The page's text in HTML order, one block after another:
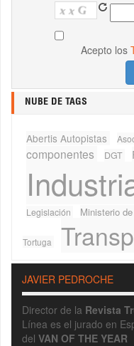
Acepto los
NUBE DE TAGS
Abertis Autopistas
componentes DGT
Legislación
Ministerio
Tortuga
JAVIER PEDROCHE
Director de la Revista
Línea es el jurado en
del VAN OF THE YEAR